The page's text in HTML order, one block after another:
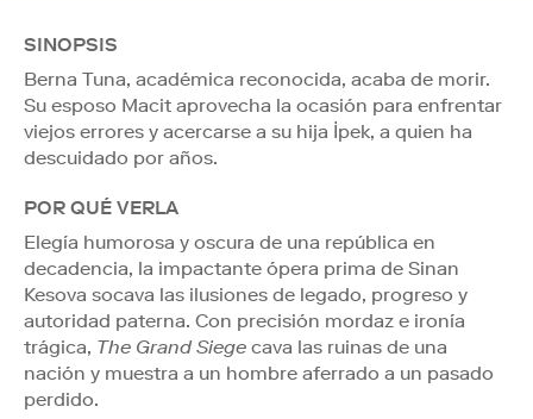
SINOPSIS
Berna Tuna, académica reconocida, acaba de morir.
Su esposo Macit aprovecha la ocasión para enfrentar
viejos errores y acercarse a su hija İpek, a quien ha
descuidado por años.
POR QUÉ VERLA
Elegía humorosa y oscura de una república en
decadencia, la impactante ópera prima de Sinan
Kesova socava las ilusiones de legado, progreso y
autoridad paterna. Con precisión mordaz e ironía
trágica, The Grand Siege cava las ruinas de una
nación y muestra a un hombre aferrado a un pasado
perdido.